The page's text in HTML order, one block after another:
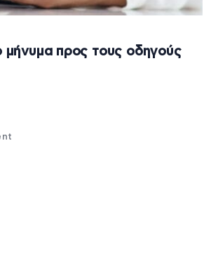
μήνυμα προς τους οδηγούς